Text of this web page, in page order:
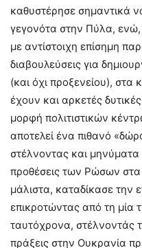
καθυστέρησε σημαντικά
γεγονότα στην Πύλα,
με αντίστοιχη επίσημη
διαβουλεύσεις για
(και όχι προξενείου),
έχουν και αρκετές
μορφή πολιτιστικών
αποτελεί ένα πιθανό
στέλνοντας και μηνύματα
προθέσεις των Ρώσων
μάλιστα, καταδίκασε την
επικροτώντας από τη μία
ταυτόχρονα, στέλνοντάς
πράξεις στην Ουκρανία